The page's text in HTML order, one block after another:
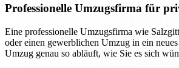
Professionelle Umzugsfirma für
Eine professionelle Umzugsfirma wie
oder einen gewerblichen Umzug in ein
Umzug genau so abläuft, wie Sie es sich